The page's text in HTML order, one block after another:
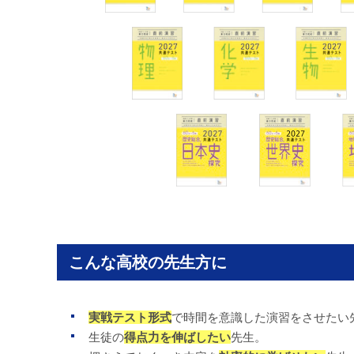
こんな高校の先生方に
実戦テスト形式で時間を意識した演習をさせたい
生徒の得点力を伸ばしたい先生。